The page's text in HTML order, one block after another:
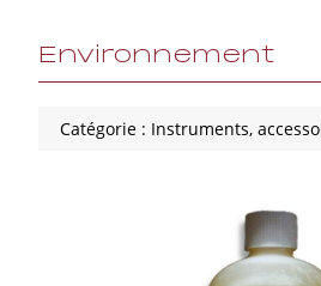
Environnement